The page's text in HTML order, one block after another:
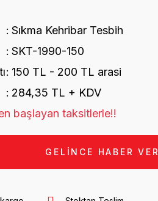
Sıkma Kehribar Tesbih
SKT-1990-150
150 TL - 200 TL arasi
284,35 TL + KDV
başlayan taksitlerle!!
GELİNCE HABER VER